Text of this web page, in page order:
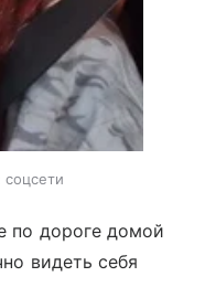
по дороге домой
видеть себя